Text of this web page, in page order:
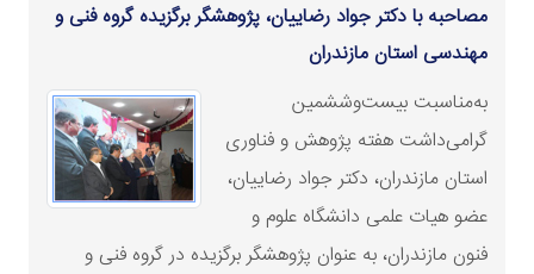
مصاحبه با دکتر جواد رضاییان، پژوهشگر برگزیده گروه فنی و
مهندسی استان مازندران
به‌مناسبت بیست‌وششمین
گرامی‌داشت هفته پژوهش و فناوری
استان مازندران، دکتر جواد رضاییان،
عضو هیات علمی دانشگاه علوم و
فنون مازندران، به عنوان پژوهشگر برگزیده در گروه فنی و